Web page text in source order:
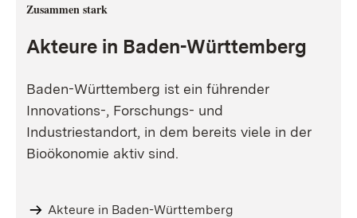
Zusammen stark
Akteure in Baden-Württemberg
Baden-Württemberg ist ein führender
Innovations-, Forschungs- und
Industriestandort, in dem bereits viele in der
Bioökonomie aktiv sind.
Akteure in Baden-Württemberg